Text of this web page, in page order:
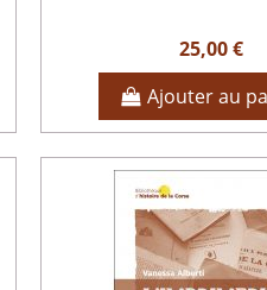
25,00 €
Ajouter au